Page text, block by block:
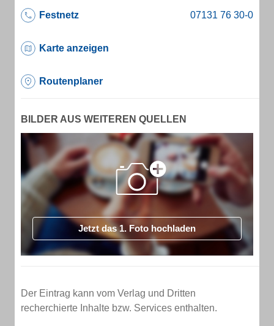
Festnetz
Karte anzeigen
Routenplaner
BILDER AUS WEITEREN QUELLEN
Jetzt das 1. Foto hochladen
Der Eintrag kann vom Verlag und Dritten
recherchierte Inhalte bzw. Services enthalten.